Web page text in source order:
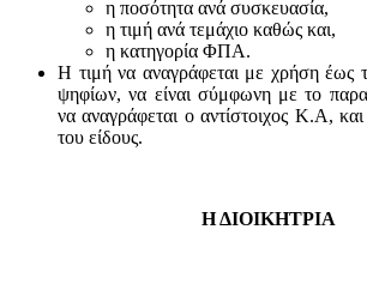
η ποσότητα ανά συσκευασία,
η τιμή ανά τεμάχιο καθώς και,
η κατηγορία ΦΠΑ.
Η τιμή να αναγράφεται με χρήση έως
ψηφίων, να είναι σύμφωνη με το
να αναγράφεται ο αντίστοιχος Κ.Α,
του είδους.
Η ΔΙΟΙΚΗΤΡΙΑ